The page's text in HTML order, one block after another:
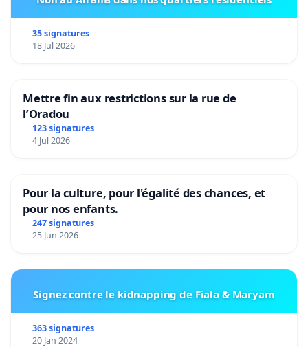
35 signatures
18 Jul 2026
Mettre fin aux restrictions sur la rue de
l’Oradou
123 signatures
4 Jul 2026
Pour la culture, pour l'égalité des chances, et
pour nos enfants.
247 signatures
25 Jun 2026
Signez contre le kidnapping de Fiala & Maryam
363 signatures
20 Jan 2024